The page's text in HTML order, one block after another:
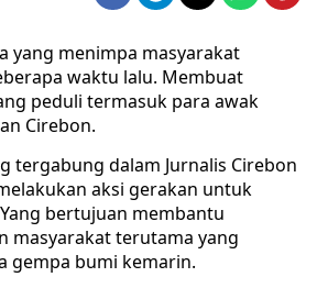
yang menimpa masyarakat
waktu lalu. Membuat
peduli termasuk para awak
Cirebon.
tergabung dalam Jurnalis Cirebon
aksi gerakan untuk
bertujuan membantu
masyarakat terutama yang
gempa bumi kemarin.